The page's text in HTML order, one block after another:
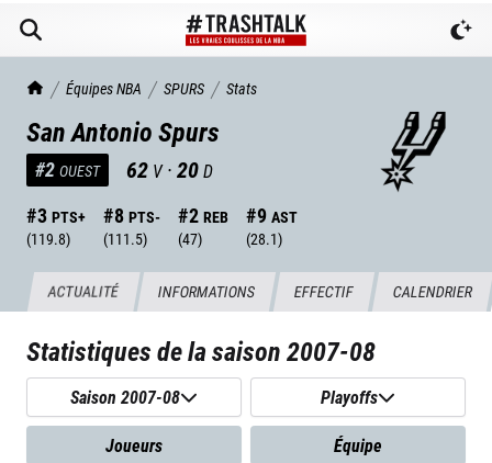
TrashTalk Actu NBA
Équipes NBA SPURS Stats
San Antonio Spurs
#2 OUEST 62 V ·20D
#3 PTS+
(119.8)
#8 PTS-
(111.5)
#2 REB
(47)
#9 AST
(28.1)
ACTUALITÉ INFORMATIONS EFFECTIF CALENDRIER
Statistiques de la saison2007-08
Saison 2007-08 Playoffs
Joueurs Équipe